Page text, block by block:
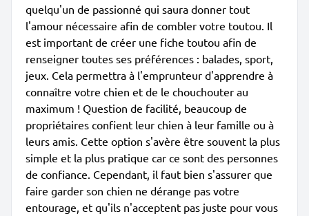
quelqu'un de passionné qui saura donner tout
l'amour nécessaire afin de combler votre toutou. Il
est important de créer une fiche toutou afin de
renseigner toutes ses préférences : balades, sport,
jeux. Cela permettra à l'emprunteur d'apprendre à
connaître votre chien et de le chouchouter au
maximum ! Question de facilité, beaucoup de
propriétaires confient leur chien à leur famille ou à
leurs amis. Cette option s'avère être souvent la plus
simple et la plus pratique car ce sont des personnes
de confiance. Cependant, il faut bien s'assurer que
faire garder son chien ne dérange pas votre
entourage, et qu'ils n'acceptent pas juste pour vous